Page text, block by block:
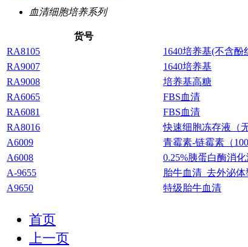
血清细胞培养系列
货号
RA8105
1640培养基(不含酚
RA9007
1640培养基
RA9008
培养基高糖
RA6065
FBS血清
RA6081
FBS血清
RA8016
快速细胞冻存液（
A6009
青霉素-链霉素（
A6008
0.25%胰蛋白酶消化
A-9655
胎牛血清 去外泌体
A9650
特级胎牛血清
首页
上一页